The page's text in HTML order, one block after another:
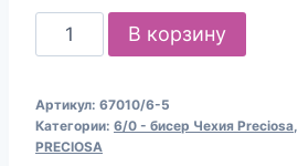
Количество
товара
Чехия
Preciosa
В корзину
Артикул: 67010/6-5
Категории: 6/0 - бисер Чехия Preciosa,
PRECIOSA